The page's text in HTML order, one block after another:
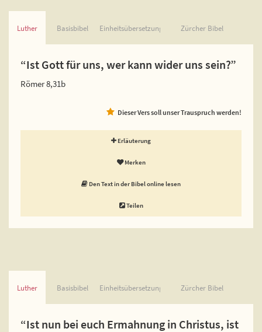
Luther Basisbibel Einheitsübersetzung Zürcher Bibel
“Ist Gott für uns, wer kann wider uns sein?”
Römer 8,31b
Dieser Vers soll unser Trauspruch werden!
Erläuterung
Merken
Den Text in der Bibel online lesen
Teilen
Luther Basisbibel Einheitsübersetzung Zürcher Bibel
“Ist nun bei euch Ermahnung in Christus, ist